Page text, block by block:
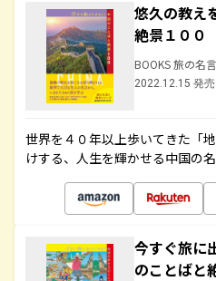
悠久の教え
絶景１００
BOOKS 旅の名
2022.12.15 発売
世界を４０年以上歩いてきた「
けする、人生を輝かせる中国の
今すぐ旅に
のことばと